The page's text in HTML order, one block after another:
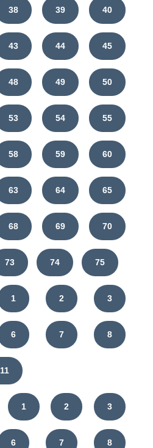
38 39 40
43 44 45
48 49 50
53 54 55
58 59 60
63 64 65
68 69 70
73 74 75
1 2 3
6 7 8
11
1 2 3
6 7 8